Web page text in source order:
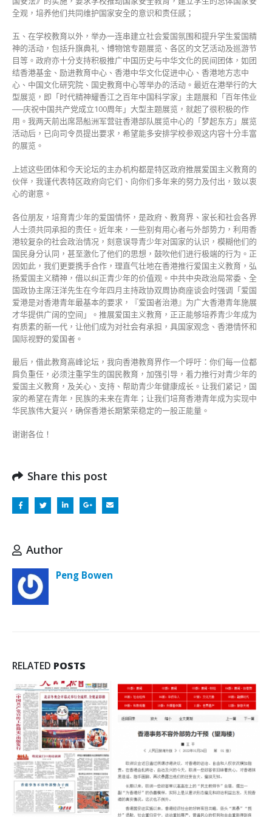
全观，培养他们共同维护国家安全的意识和责任感；
五、在学校教育以外，举办一连串建立社会爱国氛围和提升学生爱国精
神的活动，包括升旗典礼、博物馆专题展览、各区的文艺活动及巡游节
目等。政府亦十分支持积极推广中国历史与中华文化的民间团体，如团
结香港基金、励进教育中心、香港中华文化促进中心、香港地方志中
心、中国文化研究院、国史教育中心等举办的活动。最近在港举行的大
型展览，即「时代精神耀香江之百年中国科学家」主题展和「百年伟业
──庆祝中国共产党成立100周年」大型主题展览，就起了很积极的作
用。我两天前出席昂船洲军营驻香港部队展览中心的「梦起东方」展览
活动后，已向司令员提出要求，希望能多安排学校参观这内容十分丰富
的展览。
上述这些团体和今天论坛的主办机构都是特区政府推展爱国主义教育的
伙伴，我谨代表特区政府向它们、向你们多年来的努力及付出，致以衷
心的谢意。
各位朋友，培育青少年的爱国情怀，是政府、教育界、家长和社会各界
人士须共同承担的责任。近年来，一些别有用心者与外部势力，利用香
港较复杂的社会政治情况，刻意误导青少年对国家的认识，模糊他们的
国民身分认同，甚至激化了他们的思想，鼓吹他们进行极端的行为。正
因如此，我们更要携手合作，理直气壮地在香港推行爱国主义教育，弘
扬爱国主义精神，借以纠正青少年的价值观。中共中央政治局常委、全
国政协主席汪洋先生在今年四月主持政协双周协商座谈会时强调「爱国
爱港是对香港青年最基本的要求，『爱国者治港』为广大香港青年施展
才华提供广阔的空间」。推展爱国主义教育，正正能够培养青少年成为
有质素的新一代，让他们成为对社会有承担，具国家观念、香港情怀和
国际视野的爱国者。
最后，借此教育高峰论坛，我向香港教育界作一个呼吁：你们每一位都
肩负重任，必须注重学生的国民教育，加强引导，着力推行对青少年的
爱国主义教育，及关心、支持、帮助青少年健康成长。让我们紧记，国
家的希望在青年，民族的未来在青年；让我们培育香港青年成为实现中
华民族伟大复兴，确保香港长期繁荣稳定的一股正能量。
谢谢各位！
Share this post
Author
Peng Bowen
RELATED POSTS